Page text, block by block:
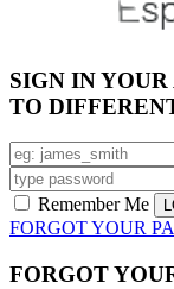
SIGN IN
TO
Remember Me
FORGOT YOUR
FORGOT